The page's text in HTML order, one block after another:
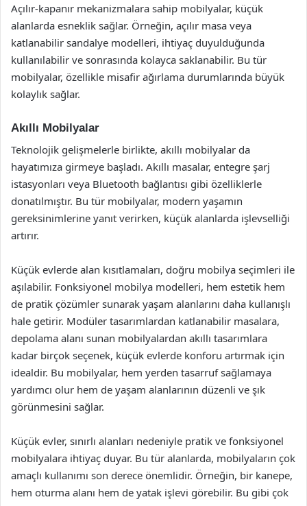
Açılır-kapanır mekanizmalara sahip mobilyalar, küçük
alanlarda esneklik sağlar. Örneğin, açılır masa veya
katlanabilir sandalye modelleri, ihtiyaç duyulduğunda
kullanılabilir ve sonrasında kolayca saklanabilir. Bu tür
mobilyalar, özellikle misafir ağırlama durumlarında büyük
kolaylık sağlar.
Akıllı Mobilyalar
Teknolojik gelişmelerle birlikte, akıllı mobilyalar da
hayatımıza girmeye başladı. Akıllı masalar, entegre şarj
istasyonları veya Bluetooth bağlantısı gibi özelliklerle
donatılmıştır. Bu tür mobilyalar, modern yaşamın
gereksinimlerine yanıt verirken, küçük alanlarda işlevselliği
artırır.
Küçük evlerde alan kısıtlamaları, doğru mobilya seçimleri ile
aşılabilir. Fonksiyonel mobilya modelleri, hem estetik hem
de pratik çözümler sunarak yaşam alanlarını daha kullanışlı
hale getirir. Modüler tasarımlardan katlanabilir masalara,
depolama alanı sunan mobilyalardan akıllı tasarımlara
kadar birçok seçenek, küçük evlerde konforu artırmak için
idealdir. Bu mobilyalar, hem yerden tasarruf sağlamaya
yardımcı olur hem de yaşam alanlarının düzenli ve şık
görünmesini sağlar.
Küçük evler, sınırlı alanları nedeniyle pratik ve fonksiyonel
mobilyalara ihtiyaç duyar. Bu tür alanlarda, mobilyaların çok
amaçlı kullanımı son derece önemlidir. Örneğin, bir kanepe,
hem oturma alanı hem de yatak işlevi görebilir. Bu gibi çok